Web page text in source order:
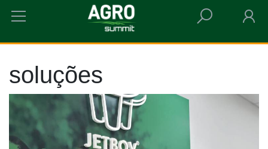
HOME SOLUÇÕES
soluções